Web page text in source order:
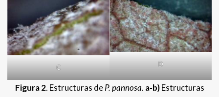
C D
Figura 2. Estructuras deP. pannosa. a-b)Estructuras